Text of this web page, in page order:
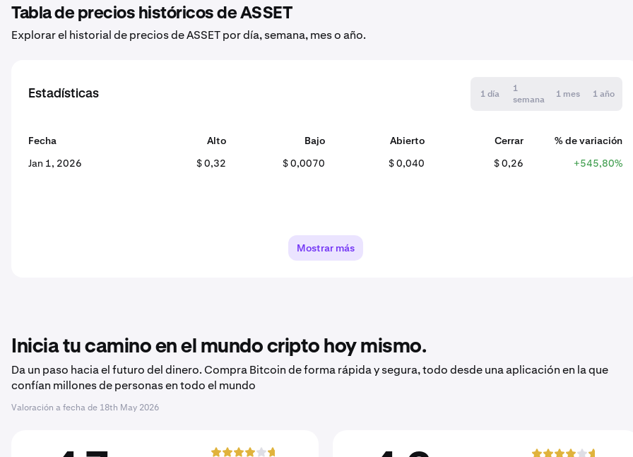
Tabla de precios históricos de ASSET
Explorar el historial de precios de ASSET por día, semana, mes o año.
Estadísticas 1 día
1
semana
1 mes 1 año
Fecha Alto Bajo Abierto Cerrar
% de variación
Jan 1, 2026
$ 0,32 $ 0,0070 $ 0,040 $ 0,26 +545,80%
Mostrar más
Inicia tu camino en el mundo cripto hoy mismo.
Da un paso hacia el futuro del dinero. Compra Bitcoin de forma rápida y segura, todo desde una aplicación en la que
confían millones de personas en todo el mundo
Valoración a fecha de 18th May 2026